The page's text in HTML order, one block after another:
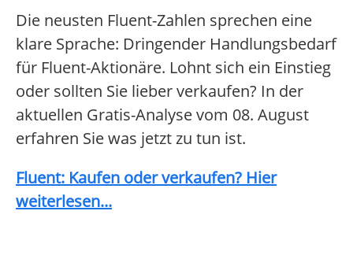
Die neusten Fluent-Zahlen sprechen eine
klare Sprache: Dringender Handlungsbedarf
für Fluent-Aktionäre. Lohnt sich ein Einstieg
oder sollten Sie lieber verkaufen? In der
aktuellen Gratis-Analyse vom 08. August
erfahren Sie was jetzt zu tun ist.
Fluent: Kaufen oder verkaufen? Hier
weiterlesen...